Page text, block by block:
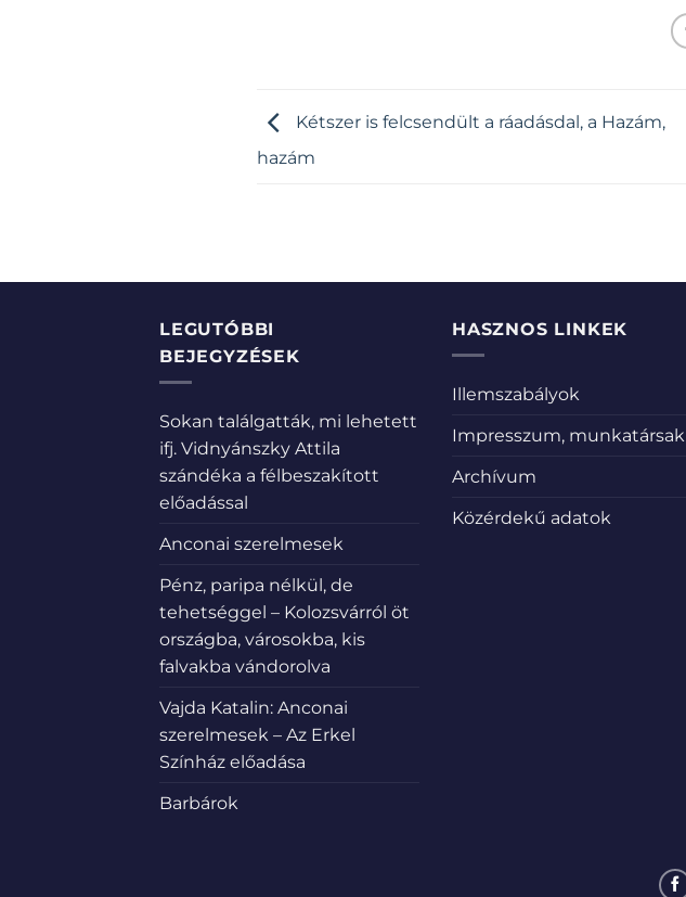
Kétszer is felcsendült a ráadásdal, a Hazám,
hazám
LEGUTÓBBI
BEJEGYZÉSEK
Sokan találgatták, mi lehetett
ifj. Vidnyánszky Attila
szándéka a félbeszakított
előadással
Anconai szerelmesek
Pénz, paripa nélkül, de
tehetséggel – Kolozsvárról öt
országba, városokba, kis
falvakba vándorolva
Vajda Katalin: Anconai
szerelmesek – Az Erkel
Színház előadása
Barbárok
HASZNOS LINKEK
Illemszabályok
Impresszum, munkatársak
Archívum
Közérdekű adatok